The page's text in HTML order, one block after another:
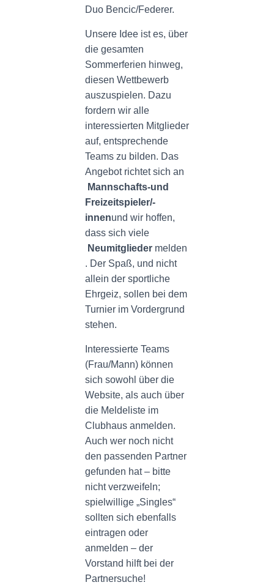
Duo Bencic/Federer.
Unsere Idee ist es, über
die gesamten
Sommerferien hinweg,
diesen Wettbewerb
auszuspielen. Dazu
fordern wir alle
interessierten Mitglieder
auf, entsprechende
Teams zu bilden. Das
Angebot richtet sich an
Mannschafts-und
Freizeitspieler/-
innenund wir hoffen,
dass sich viele
Neumitglieder melden
. Der Spaß, und nicht
allein der sportliche
Ehrgeiz, sollen bei dem
Turnier im Vordergrund
stehen.
Interessierte Teams
(Frau/Mann) können
sich sowohl über die
Website, als auch über
die Meldeliste im
Clubhaus anmelden.
Auch wer noch nicht
den passenden Partner
gefunden hat – bitte
nicht verzweifeln;
spielwillige „Singles“
sollten sich ebenfalls
eintragen oder
anmelden – der
Vorstand hilft bei der
Partnersuche!